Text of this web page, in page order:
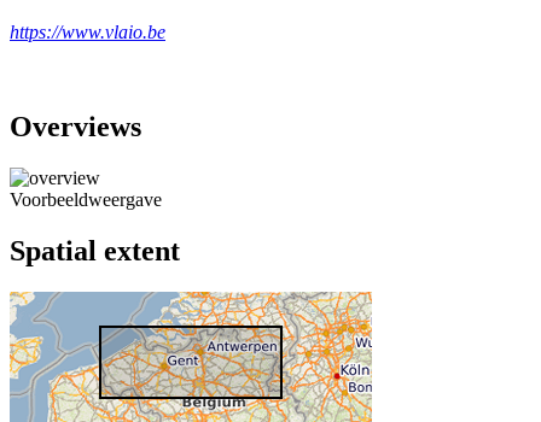
https://www.vlaio.be
Overviews
Voorbeeldweergave
Spatial extent